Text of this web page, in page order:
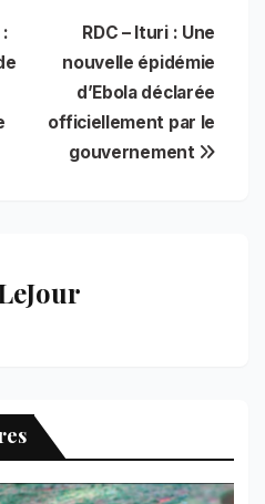
n
t
g
m
r
e
RDC – Ituri : Une
nouvelle épidémie
d’Ebola déclarée
officiellement par le
gouvernement